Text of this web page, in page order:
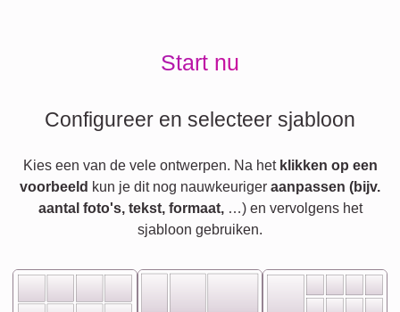
Start nu
Configureer en selecteer sjabloon
Kies een van de vele ontwerpen. Na het klikken op een
voorbeeld kun je dit nog nauwkeuriger aanpassen (bijv.
aantal foto's, tekst, formaat,…) en vervolgens het
sjabloon gebruiken.